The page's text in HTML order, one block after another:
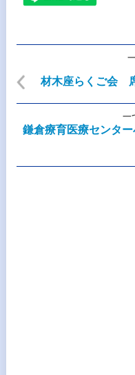
材木座らくご会
一
鎌倉療育医療センタ